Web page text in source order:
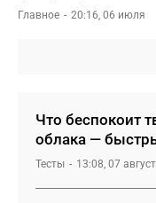
Главное 20:16, 06 июля
Что беспокоит
облака —
Тесты 13:08, 07